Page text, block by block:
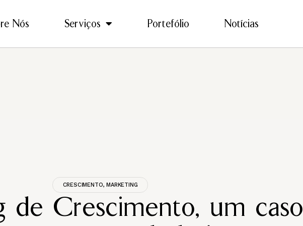
Nós Serviços Portefólio Notícias
CRESCIMENTO,MARKETING
de Crescimento, um caso